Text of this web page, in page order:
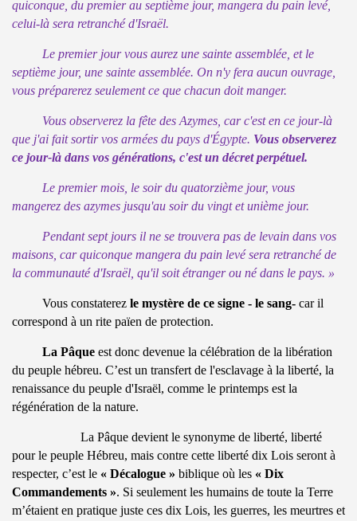
quiconque, du premier au septième jour, mangera du pain levé,
celui-là sera retranché d'Israël.
Le premier jour vous aurez une sainte assemblée, et le
septième jour, une sainte assemblée. On n'y fera aucun ouvrage,
vous préparerez seulement ce que chacun doit manger.
Vous observerez la fête des Azymes, car c'est en ce jour-là
que j'ai fait sortir vos armées du pays d'Égypte. Vous observerez
ce jour-là dans vos générations, c'est un décret perpétuel.
Le premier mois, le soir du quatorzième jour, vous
mangerez des azymes jusqu'au soir du vingt et unième jour.
Pendant sept jours il ne se trouvera pas de levain dans vos
maisons, car quiconque mangera du pain levé sera retranché de
la communauté d'Israël, qu'il soit étranger ou né dans le pays. »
Vous constaterez le mystère de ce signe - le sang-car il
correspond à un rite païen de protection.
La Pâqueest donc devenue la célébration de la libération
du peuple hébreu. C’est un transfert de l'esclavage à la liberté, la
renaissance du peuple d'Israël, comme le printemps est la
régénération de la nature.
La Pâque devient le synonyme de liberté, liberté
pour le peuple Hébreu, mais contre cette liberté dix Lois seront à
respecter, c’est le « Décalogue » biblique où les « Dix
Commandements ». Si seulement les humains de toute la Terre
m’étaient en pratique juste ces dix Lois, les guerres, les meurtres et